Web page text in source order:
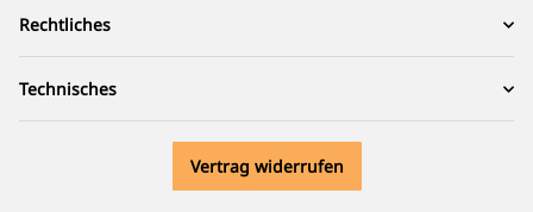
Rechtliches
Technisches
Vertrag widerrufen